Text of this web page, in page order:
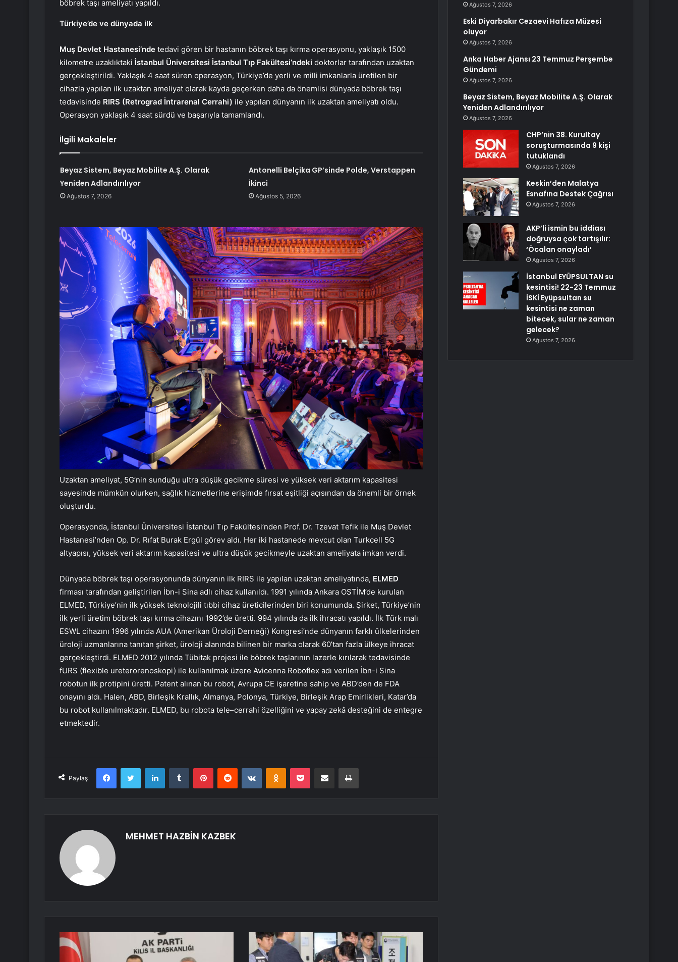
böbrek taşı ameliyatı yapıldı.
Türkiye’de ve dünyada ilk
Muş Devlet Hastanesi’nde tedavi gören bir hastanın böbrek taşı kırma operasyonu, yaklaşık 1500
kilometre uzaklıktaki İstanbul Üniversitesi İstanbul Tıp Fakültesi’ndeki doktorlar tarafından uzaktan
gerçekleştirildi. Yaklaşık 4 saat süren operasyon, Türkiye’de yerli ve milli imkanlarla üretilen bir
cihazla yapılan ilk uzaktan ameliyat olarak kayda geçerken daha da önemlisi dünyada böbrek taşı
tedavisinde RIRS (Retrograd İntrarenal Cerrahi) ile yapılan dünyanın ilk uzaktan ameliyatı oldu.
Operasyon yaklaşık 4 saat sürdü ve başarıyla tamamlandı.
İlgili Makaleler
Beyaz Sistem, Beyaz Mobilite A.Ş. Olarak
Yeniden Adlandırılıyor
Ağustos 7, 2026
Antonelli Belçika GP’sinde Polde, Verstappen
İkinci
Ağustos 5, 2026
Uzaktan ameliyat, 5G’nin sunduğu ultra düşük gecikme süresi ve yüksek veri aktarım kapasitesi
sayesinde mümkün olurken, sağlık hizmetlerine erişimde fırsat eşitliği açısından da önemli bir örnek
oluşturdu.
Operasyonda, İstanbul Üniversitesi İstanbul Tıp Fakültesi’nden Prof. Dr. Tzevat Tefik ile Muş Devlet
Hastanesi’nden Op. Dr. Rıfat Burak Ergül görev aldı. Her iki hastanede mevcut olan Turkcell 5G
altyapısı, yüksek veri aktarım kapasitesi ve ultra düşük gecikmeyle uzaktan ameliyata imkan verdi.
Dünyada böbrek taşı operasyonunda dünyanın ilk RIRS ile yapılan uzaktan ameliyatında, ELMED
firması tarafından geliştirilen İbn-i Sina adlı cihaz kullanıldı. 1991 yılında Ankara OSTİM’de kurulan
ELMED, Türkiye’nin ilk yüksek teknolojili tıbbi cihaz üreticilerinden biri konumunda. Şirket, Türkiye’nin
ilk yerli üretim böbrek taşı kırma cihazını 1992’de üretti. 994 yılında da ilk ihracatı yapıldı. İlk Türk malı
ESWL cihazını 1996 yılında AUA (Amerikan Üroloji Derneği) Kongresi’nde dünyanın farklı ülkelerinden
üroloji uzmanlarına tanıtan şirket, üroloji alanında bilinen bir marka olarak 60’tan fazla ülkeye ihracat
gerçekleştirdi. ELMED 2012 yılında Tübitak projesi ile böbrek taşlarının lazerle kırılarak tedavisinde
fURS (flexible ureterorenoskopi) ile kullanılmak üzere Avicenna Roboflex adı verilen İbn-i Sina
robotun ilk protipini üretti. Patent alınan bu robot, Avrupa CE işaretine sahip ve ABD’den de FDA
onayını aldı. Halen, ABD, Birleşik Krallık, Almanya, Polonya, Türkiye, Birleşik Arap Emirlikleri, Katar’da
bu robot kullanılmaktadır. ELMED, bu robota tele–cerrahi özelliğini ve yapay zekâ desteğini de entegre
etmektedir.
Paylaş
FacebookTwitter LinkedInTumblr PinterestReddit VKontakteOdnoklassniki
Pocket E-Posta ile paylaş Yazdır
MEHMET HAZBİN KAZBEK
Ağustos 7, 2026
Eski Diyarbakır Cezaevi Hafıza Müzesi
oluyor
Ağustos 7, 2026
Anka Haber Ajansı 23 Temmuz Perşembe
Gündemi
Ağustos 7, 2026
Beyaz Sistem, Beyaz Mobilite A.Ş. Olarak
Yeniden Adlandırılıyor
Ağustos 7, 2026
CHP’nin 38. Kurultay
soruşturmasında 9 kişi
tutuklandı
Ağustos 7, 2026
Keskin’den Malatya
Esnafına Destek Çağrısı
Ağustos 7, 2026
AKP’li ismin bu iddiası
doğruysa çok tartışılır:
‘Öcalan onayladı’
Ağustos 7, 2026
İstanbul EYÜPSULTAN su
kesintisi! 22-23 Temmuz
İSKİ Eyüpsultan su
kesintisi ne zaman
bitecek, sular ne zaman
gelecek?
Ağustos 7, 2026